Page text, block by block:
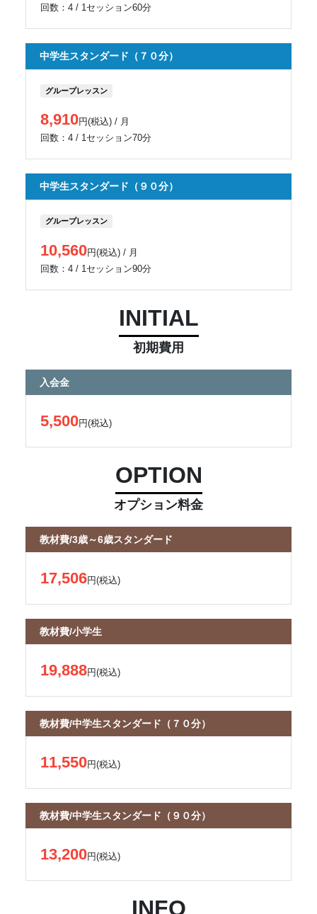
回数：4 / 1セッション60分
中学生スタンダード（７０分）
グループレッスン
8,910円(税込) / 月
回数：4 / 1セッション70分
中学生スタンダード（９０分）
グループレッスン
10,560円(税込) / 月
回数：4 / 1セッション90分
INITIAL
初期費用
入会金
5,500円(税込)
OPTION
オプション料金
教材費/3歳～6歳スタンダード
17,506円(税込)
教材費/小学生
19,888円(税込)
教材費/中学生スタンダード（７０分）
11,550円(税込)
教材費/中学生スタンダード（９０分）
13,200円(税込)
INFO